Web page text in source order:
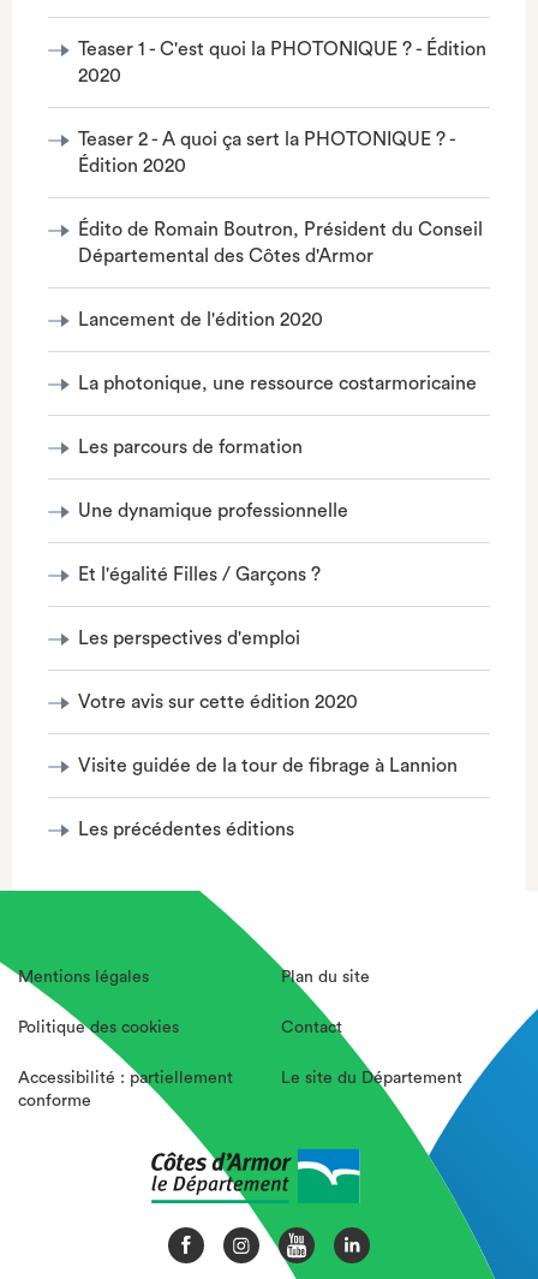
Teaser 1 - C'est quoi la PHOTONIQUE ? - Édition
2020
Teaser 2 - A quoi ça sert la PHOTONIQUE ? -
Édition 2020
Édito de Romain Boutron, Président du Conseil
Départemental des Côtes d'Armor
Lancement de l'édition 2020
La photonique, une ressource costarmoricaine
Les parcours de formation
Une dynamique professionnelle
Et l'égalité Filles / Garçons ?
Les perspectives d'emploi
Votre avis sur cette édition 2020
Visite guidée de la tour de fibrage à Lannion
Les précédentes éditions
Mentions légales
Politique des cookies
Accessibilité : partiellement
conforme
Plan du site
Contact
Le site du Département